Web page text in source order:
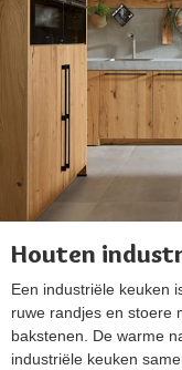
Houten
Een industriële keuken
ruwe randjes en stoere
bakstenen. De warme
industriële keuken